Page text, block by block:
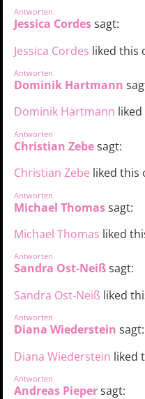
Antworten
Jessica Cordessagt:
Jessica Cordes liked this
Antworten
Dominik Hartmann
Dominik Hartmann
Antworten
Christian Zebesagt:
Christian Zebe liked this
Antworten
Michael Thomassagt:
Michael Thomas liked
Antworten
Sandra Ost-Neißsagt:
Sandra Ost-Neiß liked
Antworten
Diana Wiederstein sagt:
Diana Wiederstein liked
Antworten
Andreas Piepersagt: